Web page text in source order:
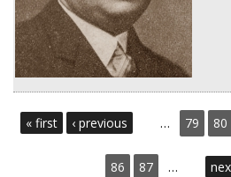
P« first ‹ previous … 79 80
86 87 …